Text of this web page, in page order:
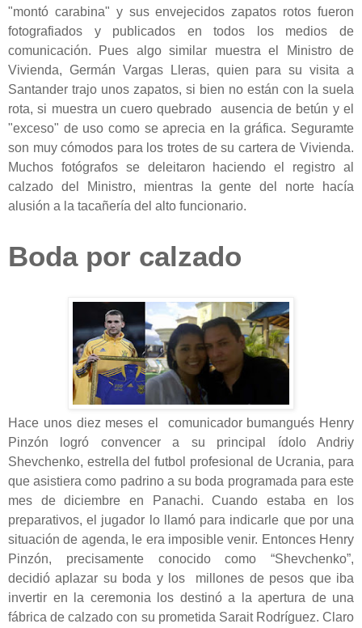
"montó carabina" y sus envejecidos zapatos rotos fueron
fotografiados y publicados en todos los medios de
comunicación. Pues algo similar muestra el Ministro de
Vivienda, Germán Vargas Lleras, quien para su visita a
Santander trajo unos zapatos, si bien no están con la suela
rota, si muestra un cuero quebrado ausencia de betún y el
"exceso" de uso como se aprecia en la gráfica. Seguramte
son muy cómodos para los trotes de su cartera de Vivienda.
Muchos fotógrafos se deleitaron haciendo el registro al
calzado del Ministro, mientras la gente del norte hacía
alusión a la tacañería del alto funcionario.
Boda por calzado
Hace unos diez meses el comunicador bumangués Henry
Pinzón logró convencer a su principal ídolo Andriy
Shevchenko, estrella del futbol profesional de Ucrania, para
que asistiera como padrino a su boda programada para este
mes de diciembre en Panachi. Cuando estaba en los
preparativos, el jugador lo llamó para indicarle que por una
situación de agenda, le era imposible venir. Entonces Henry
Pinzón, precisamente conocido como “Shevchenko”,
decidió aplazar su boda y los millones de pesos que iba
invertir en la ceremonia los destinó a la apertura de una
fábrica de calzado con su prometida Sarait Rodríguez. Claro